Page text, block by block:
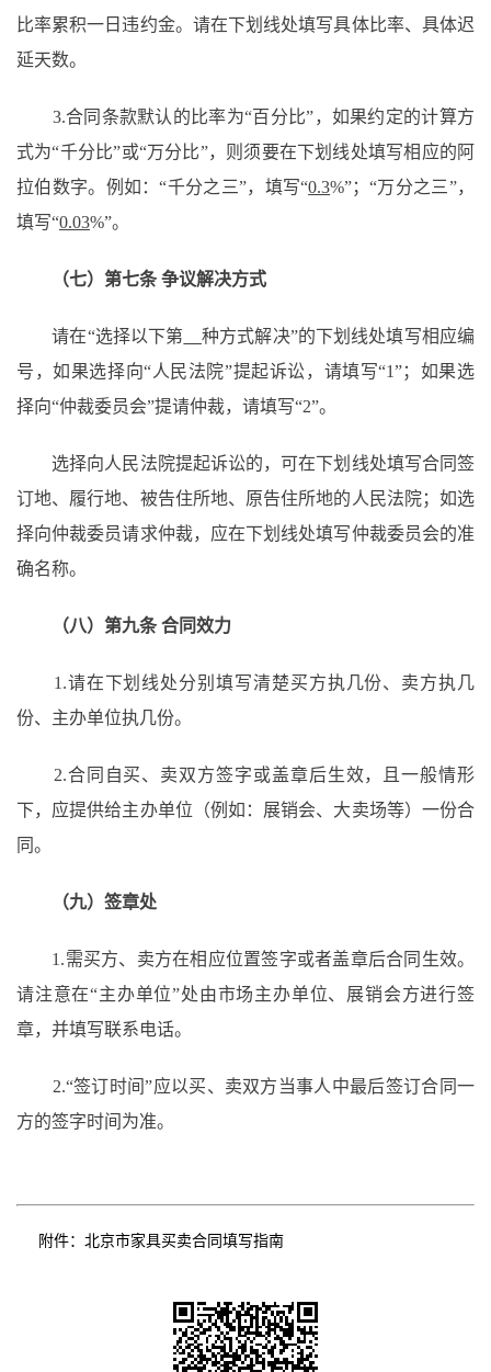
比率累积一日违约金。请在下划线处填写具体比率、具体迟
延天数。
3.合同条款默认的比率为“百分比”，如果约定的计算方
式为“千分比”或“万分比”，则须要在下划线处填写相应的阿
拉伯数字。例如：“千分之三”，填写“0.3%”；“万分之三”，
填写“0.03%”。
（七）第七条 争议解决方式
请在“选择以下第 种方式解决”的下划线处填写相应编
号，如果选择向“人民法院”提起诉讼，请填写“1”；如果选
择向“仲裁委员会”提请仲裁，请填写“2”。
选择向人民法院提起诉讼的，可在下划线处填写合同签
订地、履行地、被告住所地、原告住所地的人民法院；如选
择向仲裁委员请求仲裁，应在下划线处填写仲裁委员会的准
确名称。
（八）第九条 合同效力
1.请在下划线处分别填写清楚买方执几份、卖方执几
份、主办单位执几份。
2.合同自买、卖双方签字或盖章后生效，且一般情形
下，应提供给主办单位（例如：展销会、大卖场等）一份合
同。
（九）签章处
1.需买方、卖方在相应位置签字或者盖章后合同生效。
请注意在“主办单位”处由市场主办单位、展销会方进行签
章，并填写联系电话。
2.“签订时间”应以买、卖双方当事人中最后签订合同一
方的签字时间为准。
附件： 北京市家具买卖合同填写指南